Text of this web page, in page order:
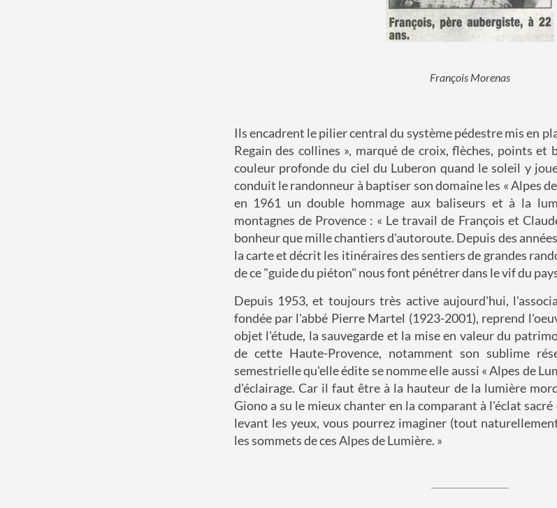
François Morenas
Ils encadrent le pilier central du système pédestre mis en
Regain des collines », marqué de croix, flèches, points et
couleur profonde du ciel du Luberon quand le soleil y
conduit le randonneur à baptiser son domaine les « Alpes
en 1961 un double hommage aux baliseurs et à la
montagnes de Provence : « Le travail de François et
bonheur que mille chantiers d'autoroute. Depuis des
la carte et décrit les itinéraires des sentiers de grandes
de ce "guide du piéton" nous font pénétrer dans le vif du
Depuis 1953, et toujours très active aujourd'hui,
fondée par l'abbé Pierre Martel (1923-2001), reprend
objet l'étude, la sauvegarde et la mise en valeur du
de cette Haute-Provence, notamment son sublime
semestrielle qu'elle édite se nomme elle aussi « Alpes de
d'éclairage. Car il faut être à la hauteur de la lumière
Giono a su le mieux chanter en la comparant à l'éclat
levant les yeux, vous pourrez imaginer (tout
les sommets de ces Alpes de Lumière. »